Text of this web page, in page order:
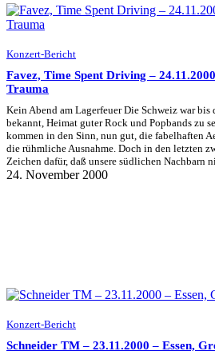
Konzert-Bericht
Favez, Time Spent Driving –
Trauma
Kein Abend am Lagerfeuer Die Schweiz war bis
bekannt, Heimat guter Rock und Popbands zu
kommen in den Sinn, nun gut, die fabelhaften
die rühmliche Ausnahme. Doch in den letzten
Zeichen dafür, daß unsere südlichen Nachbarn
24. November 2000
Konzert-Bericht
Schneider TM – 23.11.2000 – Essen,